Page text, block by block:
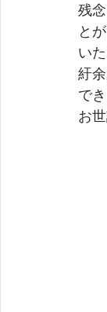
残
と
い
紆
で
お